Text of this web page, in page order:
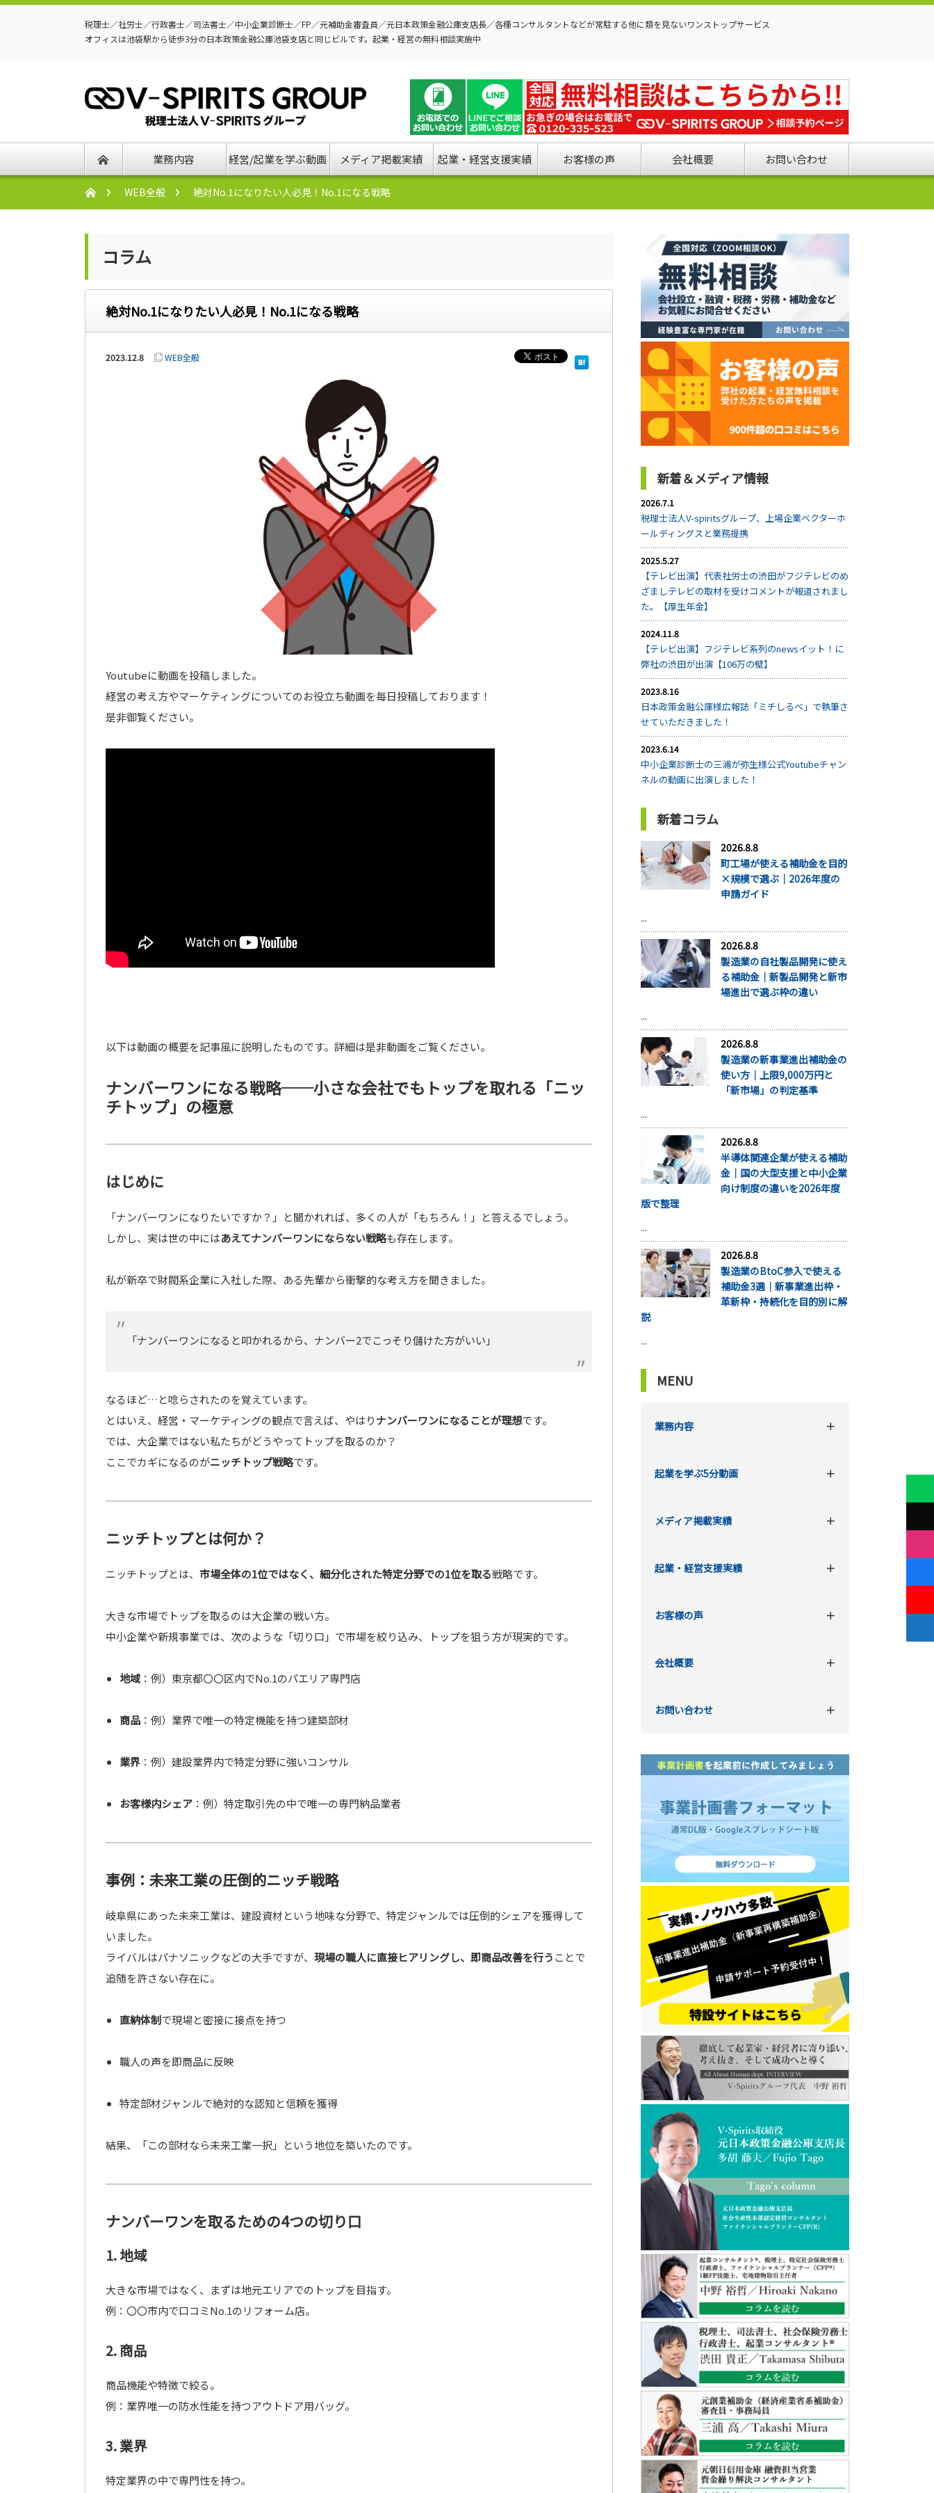
税理士／社労士／行政書士／司法書士／中小企業診断士／FP／元補助金審査員／元日本政策金融公庫支店長／各種コンサルタントなどが常駐する他に類を見ないワンストップサービス
オフィスは池袋駅から徒歩3分の日本政策金融公庫池袋支店と同じビルです。起業・経営の無料相談実施中
業務内容 経営/起業を学ぶ動画 メディア掲載実績 起業・経営支援実績 お客様の声 会社概要 お問い合わせ
WEB全般 絶対No.1になりたい人必見！No.1になる戦略
コラム
絶対No.1になりたい人必見！No.1になる戦略
2023.12.8 WEB全般
Youtubeに動画を投稿しました。
経営の考え方やマーケティングについてのお役立ち動画を毎日投稿しております！
是非御覧ください。
以下は動画の概要を記事風に説明したものです。詳細は是非動画をご覧ください。
ナンバーワンになる戦略──小さな会社でもトップを取れる「ニッ
チトップ」の極意
はじめに
「ナンバーワンになりたいですか？」と聞かれれば、多くの人が「もちろん！」と答えるでしょう。
しかし、実は世の中にはあえてナンバーワンにならない戦略も存在します。
私が新卒で財閥系企業に入社した際、ある先輩から衝撃的な考え方を聞きました。
「ナンバーワンになると叩かれるから、ナンバー2でこっそり儲けた方がいい」
なるほど…と唸らされたのを覚えています。
とはいえ、経営・マーケティングの観点で言えば、やはりナンバーワンになることが理想です。
では、大企業ではない私たちがどうやってトップを取るのか？
ここでカギになるのがニッチトップ戦略です。
ニッチトップとは何か？
ニッチトップとは、 市場全体の1位ではなく、細分化された特定分野での1位を取る戦略です。
大きな市場でトップを取るのは大企業の戦い方。
中小企業や新規事業では、次のような「切り口」で市場を絞り込み、トップを狙う方が現実的です。
地域：例）東京都〇〇区内でNo.1のパエリア専門店
商品：例）業界で唯一の特定機能を持つ建築部材
業界：例）建設業界内で特定分野に強いコンサル
お客様内シェア：例）特定取引先の中で唯一の専門納品業者
事例：未来工業の圧倒的ニッチ戦略
岐阜県にあった未来工業は、建設資材という地味な分野で、特定ジャンルでは圧倒的シェアを獲得して
いました。
ライバルはパナソニックなどの大手ですが、 現場の職人に直接ヒアリングし、即商品改善を行うことで
追随を許さない存在に。
直納体制で現場と密接に接点を持つ
職人の声を即商品に反映
特定部材ジャンルで絶対的な認知と信頼を獲得
結果、「この部材なら未来工業一択」という地位を築いたのです。
ナンバーワンを取るための4つの切り口
1. 地域
大きな市場ではなく、まずは地元エリアでのトップを目指す。
例：〇〇市内で口コミNo.1のリフォーム店。
2. 商品
商品機能や特徴で絞る。
例：業界唯一の防水性能を持つアウトドア用バッグ。
3. 業界
特定業界の中で専門性を持つ。
新着＆メディア情報
2026.7.1
税理士法人V-spiritsグループ、上場企業ベクターホ
ールディングスと業務提携
2025.5.27
【テレビ出演】代表社労士の渋田がフジテレビのめ
ざましテレビの取材を受けコメントが報道されまし
た。【厚生年金】
2024.11.8
【テレビ出演】フジテレビ系列のnewsイット！に
弊社の渋田が出演【106万の壁】
2023.8.16
日本政策金融公庫様広報誌「ミチしるべ」で執筆さ
せていただきました！
2023.6.14
中小企業診断士の三浦が弥生様公式Youtubeチャン
ネルの動画に出演しました！
新着コラム
2026.8.8
町工場が使える補助金を目的
×規模で選ぶ｜2026年度の
申請ガイド
...
2026.8.8
製造業の自社製品開発に使え
る補助金｜新製品開発と新市
場進出で選ぶ枠の違い
...
2026.8.8
製造業の新事業進出補助金の
使い方｜上限9,000万円と
「新市場」の判定基準
...
2026.8.8
半導体関連企業が使える補助
金｜国の大型支援と中小企業
向け制度の違いを2026年度
版で整理
...
2026.8.8
製造業のBtoC参入で使える
補助金3選｜新事業進出枠・
革新枠・持続化を目的別に解
説
...
MENU
業務内容
起業を学ぶ5分動画
メディア掲載実績
起業・経営支援実績
お客様の声
会社概要
お問い合わせ